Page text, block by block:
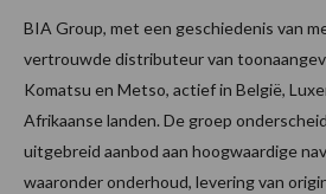
BIA Group, met een geschiedenis van
vertrouwde distributeur van
Komatsu en Metso, actief in België,
Afrikaanse landen. De groep
uitgebreid aanbod aan hoogwaardige
waaronder onderhoud, levering van